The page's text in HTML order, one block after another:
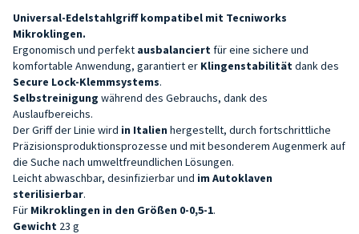
Universal-Edelstahlgriff kompatibel mit Tecniworks
Mikroklingen.
Ergonomisch und perfekt ausbalanciert für eine sichere und
komfortable Anwendung, garantiert er Klingenstabilität dank des
Secure Lock-Klemmsystems.
Selbstreinigung während des Gebrauchs, dank des
Auslaufbereichs.
Der Griff der Linie wird in Italien hergestellt, durch fortschrittliche
Präzisionsproduktionsprozesse und mit besonderem Augenmerk auf
die Suche nach umweltfreundlichen Lösungen.
Leicht abwaschbar, desinfizierbar und im Autoklaven
sterilisierbar.
Für Mikroklingen in den Größen 0-0,5-1.
Gewicht 23 g